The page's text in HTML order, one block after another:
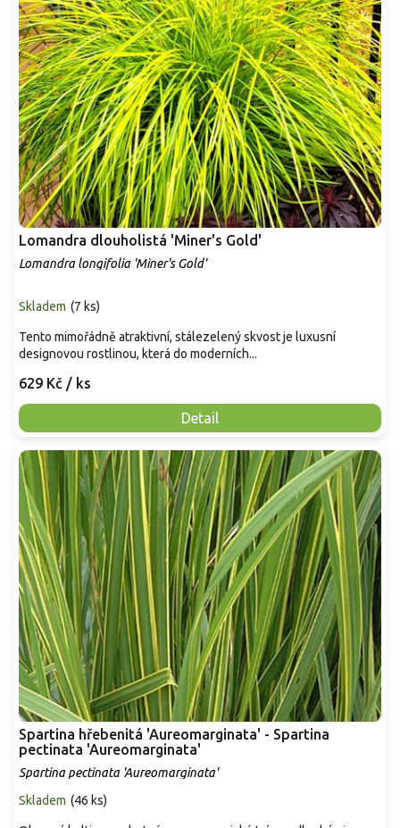
Lomandra dlouholistá 'Miner's Gold'
Lomandra longifolia 'Miner's Gold'
Skladem (7 ks)
629 Kč / ks
Detail
Tento mimořádně atraktivní, stálezelený skvost je luxusní
designovou rostlinou, která do moderních...
Spartina hřebenitá 'Aureomarginata' - Spartina
pectinata 'Aureomarginata'
Spartina pectinata 'Aureomarginata'
Skladem (46 ks)